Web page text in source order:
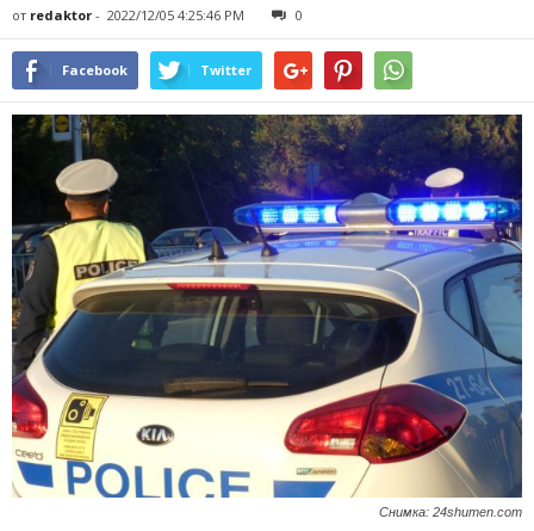
от redaktor - 2022/12/05 4:25:46 PM 0
Facebook Twitter
Снимка: 24shumen.com